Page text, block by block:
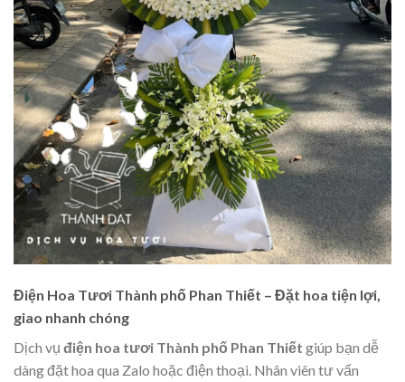
Điện Hoa Tươi Thành phố Phan Thiết – Đặt hoa tiện lợi,
giao nhanh chóng
Dịch vụ điện hoa tươi Thành phố Phan Thiết giúp bạn dễ
dàng đặt hoa qua Zalo hoặc điện thoại. Nhân viên tư vấn